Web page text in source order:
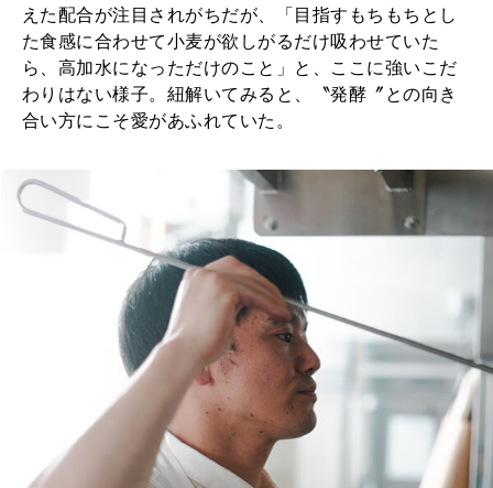
えた配合が注目されがちだが、「目指すもちもちとし
た食感に合わせて小麦が欲しがるだけ吸わせていた
ら、高加水になっただけのこと」と、ここに強いこだ
わりはない様子。紐解いてみると、〝発酵〞との向き
合い方にこそ愛があふれていた。